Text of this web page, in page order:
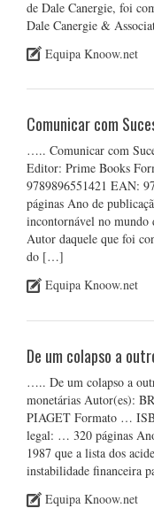
de Dale Canergie, foi
Dale Canergie &
Equipa Knoow.net
Comunicar com
….. Comunicar com
Editor: Prime Books
9789896551421 EAN:
páginas Ano de
incontornável no mundo
Autor daquele que foi
do […]
Equipa Knoow.net
De um colapso a
….. De um colapso a
monetárias Autor(es):
PIAGET Formato …
legal: … 320 páginas
1987 que a lista dos
instabilidade financeira
Equipa Knoow.net